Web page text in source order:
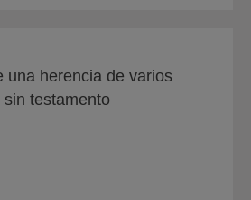
una herencia de varios
testamento